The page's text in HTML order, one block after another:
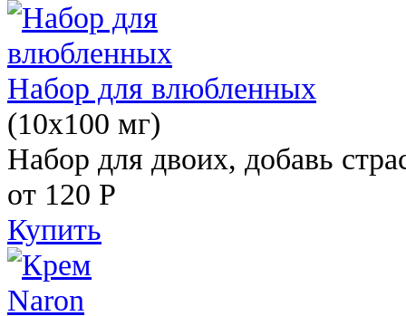
Набор для влюбленных
(10х100 мг)
Набор для двоих, добавь
от 120 Р
Купить